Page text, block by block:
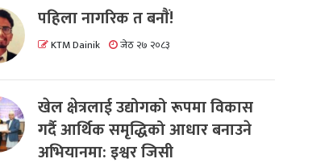
पहिला नागरिक त बनाैं!
KTM Dainik जेठ २७ २०८३
खेल क्षेत्रलाई उद्योगको रूपमा विकास
गर्दै आर्थिक समृद्धिको आधार बनाउने
अभियानमा: इश्वर जिसी